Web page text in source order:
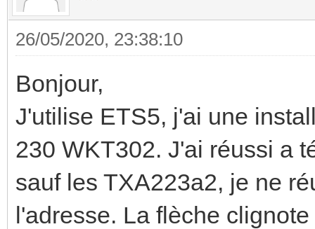
26/05/2020, 23:38:10
Bonjour,
J'utilise ETS5, j'ai une
230 WKT302. J'ai réussi a
sauf les TXA223a2, je ne
l'adresse. La flèche